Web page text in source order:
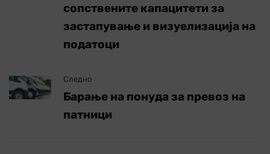
сопствените капацитети за
застапување и визуелизација на
податоци
Следно
Барање на понуда за превоз на
патници